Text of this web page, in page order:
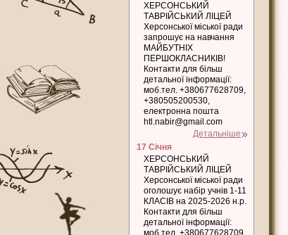
ХЕРСОНСЬКИЙ
ТАВРІЙСЬКИЙ ЛІЦЕЙ
Херсонської міської ради
запрошує на навчання
МАЙБУТНІХ
ПЕРШОКЛАСНИКІВ!
Контакти для більш
детальної інформації:
моб.тел. +380677628709,
+380505200530,
електронна пошта
htl.nabir@gmail.com
Детальніше
17 Січня
ХЕРСОНСЬКИЙ
ТАВРІЙСЬКИЙ ЛІЦЕЙ
Херсонської міської ради
оголошує набір учнів 1-11
КЛАСІВ на 2025-2026 н.р.
Контакти для більш
детальної інформації:
моб.тел. +380677628709,